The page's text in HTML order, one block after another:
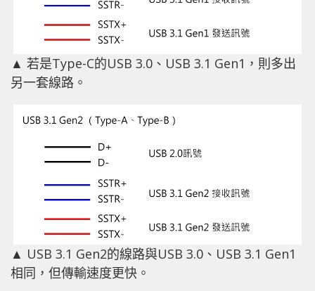
▲ 若是Type-C的USB 3.0、USB 3.1 Gen1，則多出
另一套線路。
▲ USB 3.1 Gen2的線路與USB 3.0、USB 3.1 Gen1
相同，但傳輸速度更快。